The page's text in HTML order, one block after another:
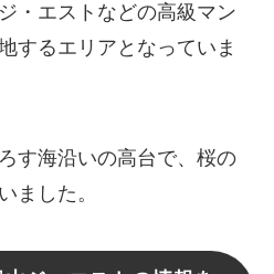
・エストなどの高級マン
するエリアとなっていま
す海沿いの高台で、桜の
ました。